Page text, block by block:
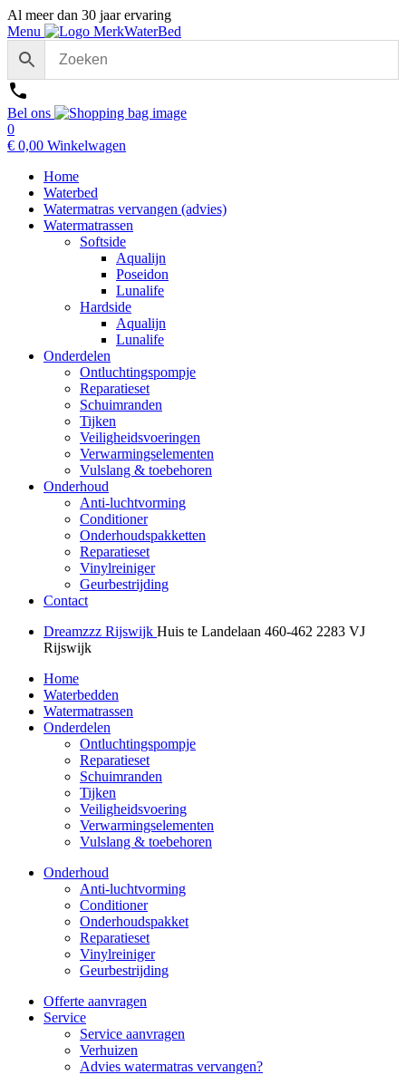
Al meer dan 30 jaar ervaring
Menu
Bel ons
0
€ 0,00 Winkelwagen
Home
Waterbed
Watermatras vervangen (advies)
Watermatrassen
Softside
Aqualijn
Poseidon
Lunalife
Hardside
Aqualijn
Lunalife
Onderdelen
Ontluchtingspompje
Reparatieset
Schuimranden
Tijken
Veiligheidsvoeringen
Verwarmingselementen
Vulslang & toebehoren
Onderhoud
Anti-luchtvorming
Conditioner
Onderhoudspakketten
Reparatieset
Vinylreiniger
Geurbestrijding
Contact
Dreamzzz Rijswijk Huis te Landelaan 460-462 2283 VJ
Rijswijk
Home
Waterbedden
Watermatrassen
Onderdelen
Ontluchtingspompje
Reparatieset
Schuimranden
Tijken
Veiligheidsvoering
Verwarmingselementen
Vulslang & toebehoren
Onderhoud
Anti-luchtvorming
Conditioner
Onderhoudspakket
Reparatieset
Vinylreiniger
Geurbestrijding
Offerte aanvragen
Service
Service aanvragen
Verhuizen
Advies watermatras vervangen?